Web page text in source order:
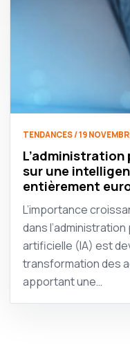
TENDANCES / 19
sur une
entièrement
L’importance
dans l’administration
artificielle (IA) est
transformation des
apportant une…